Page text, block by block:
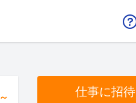
仕事に招待